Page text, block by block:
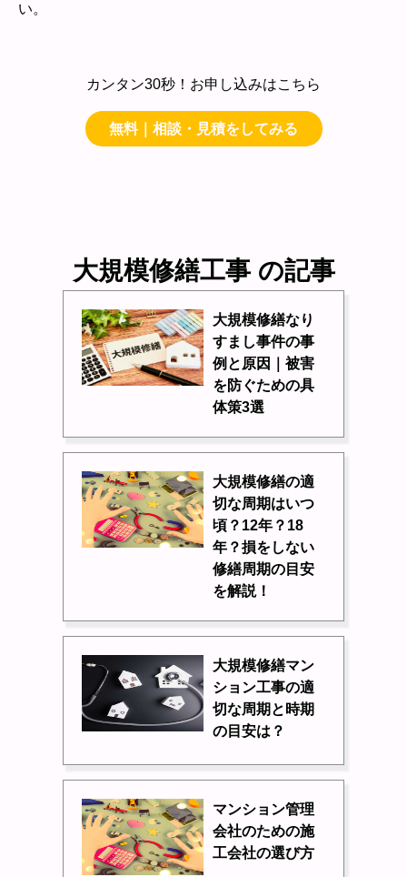
い。
カンタン30秒！お申し込みはこちら
無料｜相談・見積をしてみる
大規模修繕工事 の記事
大規模修繕なり
すまし事件の事
例と原因｜被害
を防ぐための具
体策3選
大規模修繕の適
切な周期はいつ
頃？12年？18
年？損をしない
修繕周期の目安
を解説！
大規模修繕マン
ション工事の適
切な周期と時期
の目安は？
マンション管理
会社のための施
工会社の選び方